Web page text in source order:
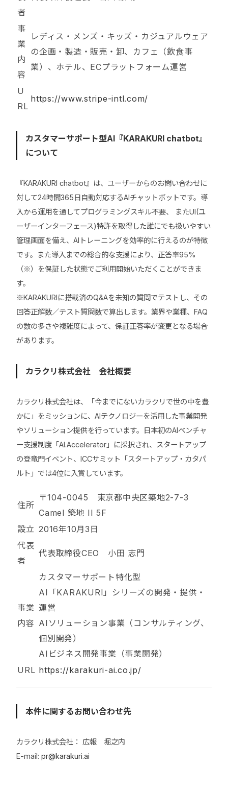
者
事
業
内
容
レディス・メンズ・キッズ・カジュアルウェア
の企画・製造・販売・卸、カフェ（飲食事
業）、ホテル、ECプラットフォーム運営
U
RL
https://www.stripe-intl.com/
カスタマーサポート型AI『KARAKURI chatbot』
について
『KARAKURI chatbot』は、ユーザーからのお問い合わせに
対して24時間365日自動対応するAIチャットボットです。導
入から運用を通してプログラミングスキル不要、 またUI(ユ
ーザーインターフェース)特許を取得した誰にでも扱いやすい
管理画面を備え、AIトレーニングを効率的に行えるのが特徴
です。また導入までの総合的な支援により、正答率95%
（※）を保証した状態でご利用開始いただくことができま
す。
※KARAKURIに搭載済のQ&Aを未知の質問でテストし、その
回答正解数／テスト質問数で算出します。業界や業種、FAQ
の数の多さや複雑度によって、保証正答率が変更となる場合
があります。
カラクリ株式会社 会社概要
カラクリ株式会社は、「今までにないカラクリで世の中を豊
かに」をミッションに、AIテクノロジーを活用した事業開発
やソリューション提供を行っています。日本初のAIベンチャ
ー支援制度「AI.Accelerator」に採択され、スタートアップ
の登竜門イベント、ICCサミット「スタートアップ・カタパ
ルト」では4位に入賞しています。
住所
〒104-0045 東京都中央区築地2-7-3
Camel 築地 II 5F
設立 2016年10月3日
代表
者
代表取締役CEO 小田 志門
事業
内容
カスタマーサポート特化型
AI「KARAKURI」シリーズの開発・提供・
運営
AIソリューション事業（コンサルティング、
個別開発）
AIビジネス開発事業（事業開発）
URL https://karakuri-ai.co.jp/
本件に関するお問い合わせ先
カラクリ株式会社： 広報 堀之内
E-mail: pr@karakuri.ai